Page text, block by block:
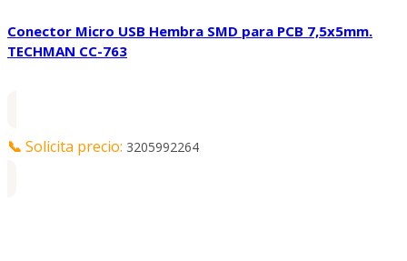
Conector Micro USB Hembra SMD para PCB 7,5x5mm.
TECHMAN CC-763
📞 Solicita precio: 3205992264